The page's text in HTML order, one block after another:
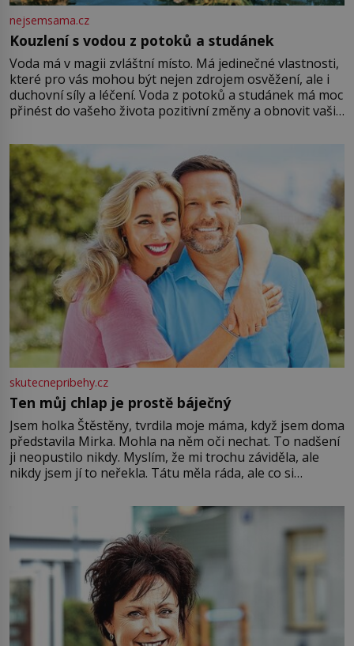
nejsemsama.cz
Kouzlení s vodou z potoků a studánek
Voda má v magii zvláštní místo. Má jedinečné vlastnosti,
které pro vás mohou být nejen zdrojem osvěžení, ale i
duchovní síly a léčení. Voda z potoků a studánek má moc
přinést do vašeho života pozitivní změny a obnovit vaši
můžete obohatit své rituály a přinést do svého života
větší harmonii a klid. Je důležité
skutecnepribehy.cz
Ten můj chlap je prostě báječný
Jsem holka Štěstěny, tvrdila moje máma, když jsem doma
představila Mirka. Mohla na něm oči nechat. To nadšení
ji neopustilo nikdy. Myslím, že mi trochu záviděla, ale
nikdy jsem jí to neřekla. Tátu měla ráda, ale co si
Jsme spolu moc rádi Tehdy byla jiná doba, když